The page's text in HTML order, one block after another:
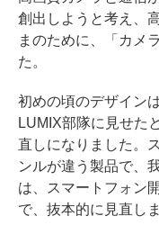
創出しようと考え、
まのために、「カメ
た。
初めの頃のデザイン
LUMIX部隊に見せた
直しになりました。
ンルが違う製品で、
は、スマートフォン
で、抜本的に見直し